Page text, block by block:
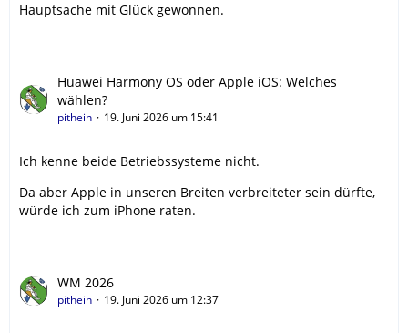
Hauptsache mit Glück gewonnen.
Huawei Harmony OS oder Apple iOS: Welches
wählen?
pithein 19. Juni 2026 um 15:41
Ich kenne beide Betriebssysteme nicht.
Da aber Apple in unseren Breiten verbreiteter sein dürfte,
würde ich zum iPhone raten.
WM 2026
pithein 19. Juni 2026 um 12:37